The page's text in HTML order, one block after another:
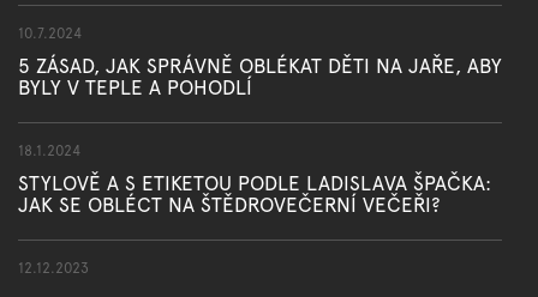
10.7.2024
5 ZÁSAD, JAK SPRÁVNĚ OBLÉKAT DĚTI NA JAŘE, ABY
BYLY V TEPLE A POHODLÍ
18.1.2024
STYLOVĚ A S ETIKETOU PODLE LADISLAVA ŠPAČKA:
JAK SE OBLÉCT NA ŠTĚDROVEČERNÍ VEČEŘI?
12.12.2023